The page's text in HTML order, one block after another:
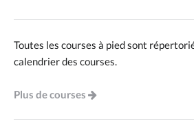
Toutes les courses à pied sont
calendrier des courses.
Plus de courses